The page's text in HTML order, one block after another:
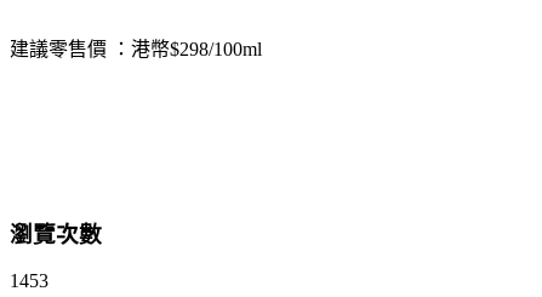
建議零售價 ：港幣$298/100ml
瀏覽次數
1453